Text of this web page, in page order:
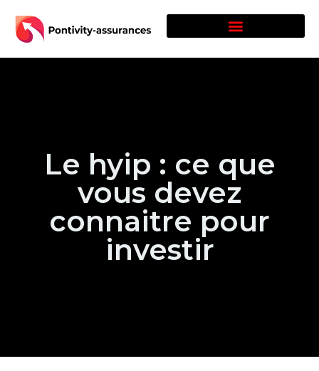
Le hyip : ce que
vous devez
connaitre pour
investir